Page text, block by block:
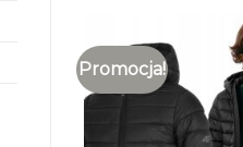
Promocja!